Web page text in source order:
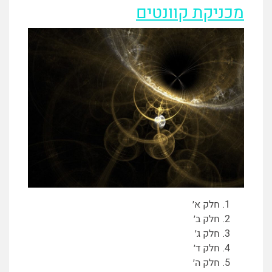
מכניקת קוונטים
חלק א׳
חלק ב׳
חלק ג׳
חלק ד׳
חלק ה׳